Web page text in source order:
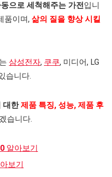
으로 세척해주는 가전입니
품이며, 삶의 질을 향상 시킬
삼성전자, 쿠쿠, 미디어, LG
습니다.
대한제품 특징, 성능, 제품 후
습니다.
알아보기
보기